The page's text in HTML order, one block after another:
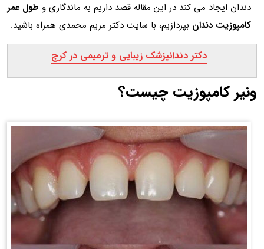
دندان ایجاد می کند در این مقاله قصد داریم به ماندگاری و طول عمر
کامپوزیت دندان بپردازیم، با سایت دکتر مریم محمدی همراه باشید.
دکتر دندانپزشک زیبایی و ترمیمی در کرج
ونیر کامپوزیت چیست؟